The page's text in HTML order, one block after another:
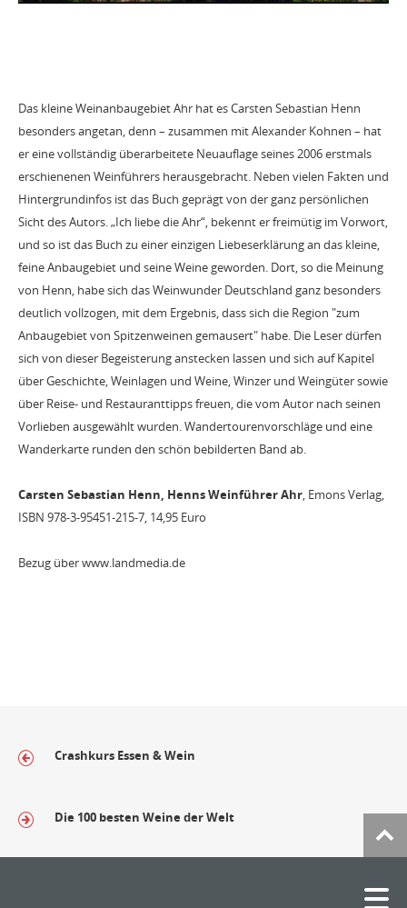
Das kleine Weinanbaugebiet Ahr hat es Carsten Sebastian Henn
besonders angetan, denn – zusammen mit Alexander Kohnen – hat
er eine vollständig überarbeitete Neuauflage seines 2006 erstmals
erschienenen Weinführers herausgebracht. Neben vielen Fakten und
Hintergrundinfos ist das Buch geprägt von der ganz persönlichen
Sicht des Autors. „Ich liebe die Ahr“, bekennt er freimütig im Vorwort,
und so ist das Buch zu einer einzigen Liebeserklärung an das kleine,
feine Anbaugebiet und seine Weine geworden. Dort, so die Meinung
von Henn, habe sich das Weinwunder Deutschland ganz besonders
deutlich vollzogen, mit dem Ergebnis, dass sich die Region "zum
Anbaugebiet von Spitzenweinen gemausert" habe. Die Leser dürfen
sich von dieser Begeisterung anstecken lassen und sich auf Kapitel
über Geschichte, Weinlagen und Weine, Winzer und Weingüter sowie
über Reise- und Restauranttipps freuen, die vom Autor nach seinen
Vorlieben ausgewählt wurden. Wandertourenvorschläge und eine
Wanderkarte runden den schön bebilderten Band ab.
Carsten Sebastian Henn, Henns Weinführer Ahr, Emons Verlag,
ISBN 978-3-95451-215-7, 14,95 Euro
Bezug über www.landmedia.de
Crashkurs Essen & Wein
Die 100 besten Weine der Welt